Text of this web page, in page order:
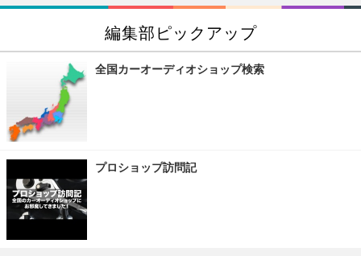
編集部ピックアップ
全国カーオーディオショップ検索
プロショップ訪問記